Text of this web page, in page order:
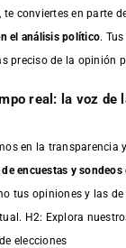
te conviertes en parte
el análisis político.
preciso de la opinión
real: la voz de
en la transparencia
deencuestas y sondeos
tus opiniones y las de
H2: Explora
elecciones